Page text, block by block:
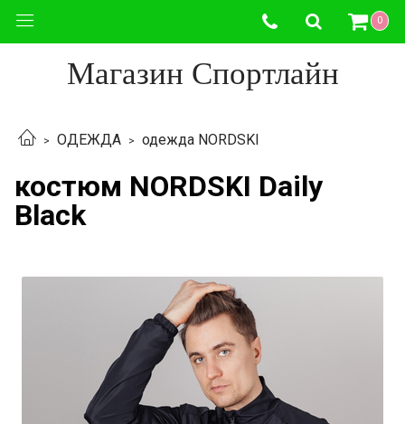
0
Магазин Спортлайн
ОДЕЖДА одежда NORDSKI
костюм NORDSKI Daily
Black